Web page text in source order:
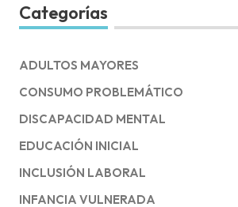
Categorías
ADULTOS MAYORES
CONSUMO PROBLEMÁTICO
DISCAPACIDAD MENTAL
EDUCACIÓN INICIAL
INCLUSIÓN LABORAL
INFANCIA VULNERADA